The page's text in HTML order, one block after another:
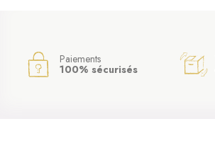
Paiements
100% sécurisés